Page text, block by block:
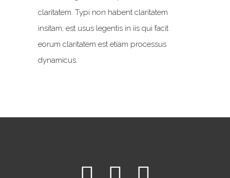
claritatem. Typi non habent claritatem
insitam; est usus legentis in iis qui facit
eorum claritatem est etiam processus
dynamicus.